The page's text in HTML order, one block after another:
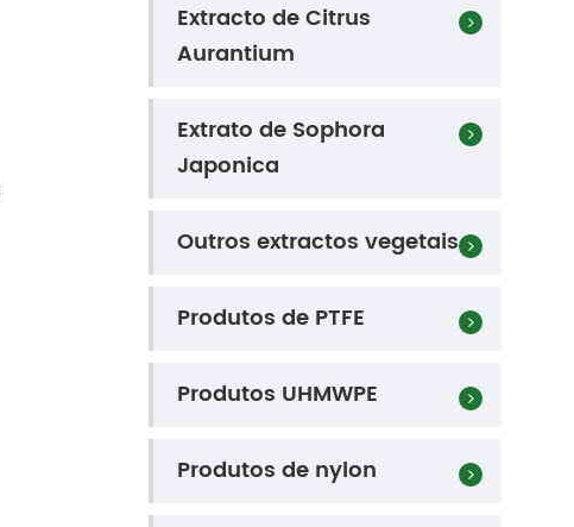
Extracto de Citrus
Aurantium
Extrato de Sophora
Japonica
Outros extractos vegetais
Produtos de PTFE
Produtos UHMWPE
Produtos de nylon